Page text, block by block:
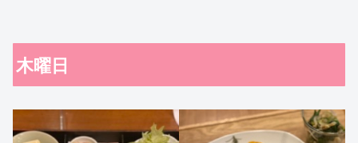
木曜日